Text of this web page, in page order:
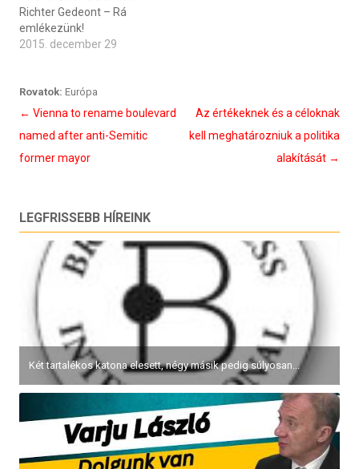
Richter Gedeont – Rá
emlékezünk!
2015. december 29
Rovatok: Európa
Bejegyzés
navigáció
← Vienna to rename boulevard
named after anti-Semitic
former mayor
Az értékeknek és a céloknak
kell meghatározniuk a politika
alakítását →
LEGFRISSEBB HÍREINK
Két tartalékos katona elesett, négy másik pedig súlyosan...